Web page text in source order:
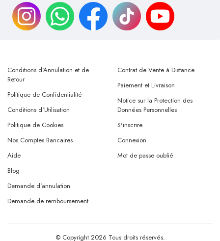
Conditions d'Annulation et de
Retour
Politique de Confidentialité
Conditions d'Utilisation
Contrat de Vente à Distance
Paiement et Livraison
Notice sur la Protection des
Données Personnelles
Politique de Cookies
Nos Comptes Bancaires
Aide
S'inscrire
Connexion
Mot de passe oublié
Blog
Demande d'annulation
Demande de remboursement
© Copyright 2026 Tous droits réservés.